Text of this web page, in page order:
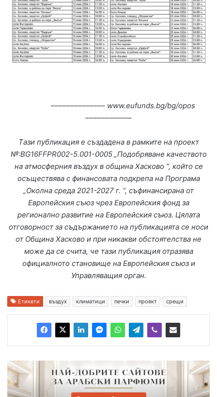
–––––––––––––– www.eufunds.bg/bg/opos
––––––––––––
Tази публикация е създадена в рамките на проект
№:BG16FFPR002-5.001-0005 „Подобряване качеството
на атмосферния въздух в община Хасково “, който се
осъществява с финансовата подкрепа на Програма
„Околна среда 2021-2027 г. “, съфинансирана от
Европейския съюз чрез Европейския фонд за
регионално развитие на Европейския съюз. Цялата
отговорност за съдържанието на публикацията се носи
от Община Хасково и при никакви обстоятелства не
може да се счита, че тази публикация отразява
официалното становище на Европейския съюз и
Управляващия орган.
Етикети въздух климатици печки проект срещи